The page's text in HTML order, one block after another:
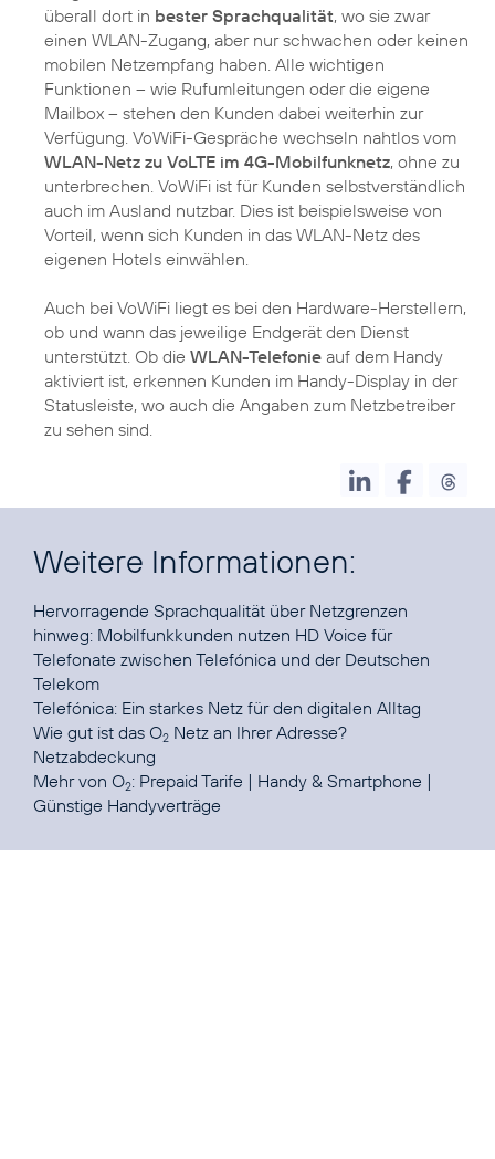
überall dort in bester Sprachqualität, wo sie zwar
einen WLAN-Zugang, aber nur schwachen oder keinen
mobilen Netzempfang haben. Alle wichtigen
Funktionen – wie Rufumleitungen oder die eigene
Mailbox – stehen den Kunden dabei weiterhin zur
Verfügung. VoWiFi-Gespräche wechseln nahtlos vom
WLAN-Netz zu VoLTE im 4G-Mobilfunknetz, ohne zu
unterbrechen. VoWiFi ist für Kunden selbstverständlich
auch im Ausland nutzbar. Dies ist beispielsweise von
Vorteil, wenn sich Kunden in das WLAN-Netz des
eigenen Hotels einwählen.
Auch bei VoWiFi liegt es bei den Hardware-Herstellern,
ob und wann das jeweilige Endgerät den Dienst
unterstützt. Ob die WLAN-Telefonie auf dem Handy
aktiviert ist, erkennen Kunden im Handy-Display in der
Statusleiste, wo auch die Angaben zum Netzbetreiber
zu sehen sind.
Weitere Informationen:
Hervorragende Sprachqualität über Netzgrenzen
hinweg: Mobilfunkkunden nutzen HD Voice für
Telefonate zwischen Telefónica und der Deutschen
Telekom
Telefónica: Ein starkes Netz für den digitalen Alltag
Wie gut ist das O2 Netz an Ihrer Adresse?
Netzabdeckung
Mehr von O2: Prepaid Tarife | Handy & Smartphone |
Günstige Handyverträge